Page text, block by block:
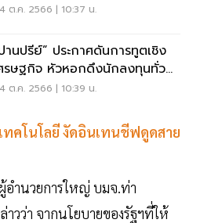
ต.ค. 2566 | 10:37 น.
านปรีย์” ประกาศดันการทูตเชิง
รษฐกิจ หัวหอกดึงนักลงทุนทั่ว
ก
ต.ค. 2566 | 10:39 น.
คโนโลยี งัดอินเทนชีฟดูดสาย
ำนวยการใหญ่ บมจ.ท่า
าวว่า จากนโยบายของรัฐฯที่ให้